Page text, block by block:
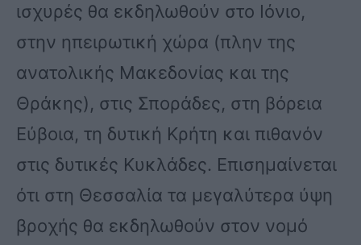
ισχυρές θα εκδηλωθούν στο Ιόνιο,
στην ηπειρωτική χώρα (πλην της
ανατολικής Μακεδονίας και της
Θράκης), στις Σποράδες, στη βόρεια
Εύβοια, τη δυτική Κρήτη και πιθανόν
στις δυτικές Κυκλάδες. Επισημαίνεται
ότι στη Θεσσαλία τα μεγαλύτερα ύψη
βροχής θα εκδηλωθούν στον νομό